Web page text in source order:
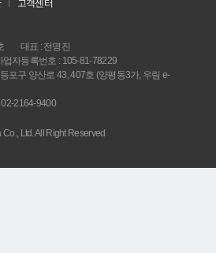
고객센터
대표 : 전명진
업자등록번호 : 105-81-78229
포구 양산로 43, 407호 (양평동3가, 우림 e-
02-2164-9400
Ltd. All Right Reserved